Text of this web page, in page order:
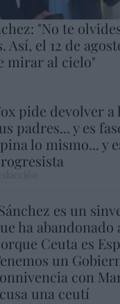
"No te
Así, el 12 de
mirar al cielo"
pide devolver a
padres... y es
lo mismo... y
es un
ha abandonado
Ceuta es
un
con
una ceutí